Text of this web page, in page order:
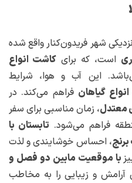
شهر فریدون‌کنار واقع شده
است، که برایکاشت انواع
این آب و هوا، شرایط
انواع گیاهان فراهم می‌کند. در
معتدل، زمان مناسبی برای سفر
فراهم می‌شود. تابستان با
، احساس خوشایندی و لذت
با موقعیت مابین دو فصل و
و زیبایی را به مخاطب